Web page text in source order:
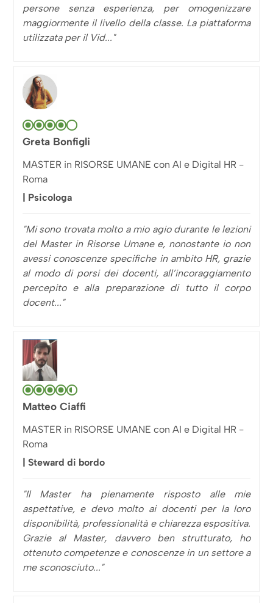
persone senza esperienza, per omogenizzare
maggiormente il livello della classe. La piattaforma
utilizzata per il Vid..."
Greta Bonfigli
MASTER in RISORSE UMANE con AI e Digital HR -
Roma
| Psicologa
"Mi sono trovata molto a mio agio durante le lezioni
del Master in Risorse Umane e, nonostante io non
avessi conoscenze specifiche in ambito HR, grazie
al modo di porsi dei docenti, all’incoraggiamento
percepito e alla preparazione di tutto il corpo
docent..."
Matteo Ciaffi
MASTER in RISORSE UMANE con AI e Digital HR -
Roma
| Steward di bordo
"Il Master ha pienamente risposto alle mie
aspettative, e devo molto ai docenti per la loro
disponibilità, professionalità e chiarezza espositiva.
Grazie al Master, davvero ben strutturato, ho
ottenuto competenze e conoscenze in un settore a
me sconosciuto..."